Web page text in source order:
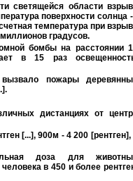
светящейся области
поверхности солнца
температура при
градусов.
бомбы на расстоянии
в 15 раз
пожары
дистанциях от
[...], 900м - 4 200 [рентген],
доза для
в 450 и более